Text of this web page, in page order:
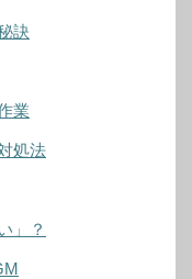
訣
業
処法
」？